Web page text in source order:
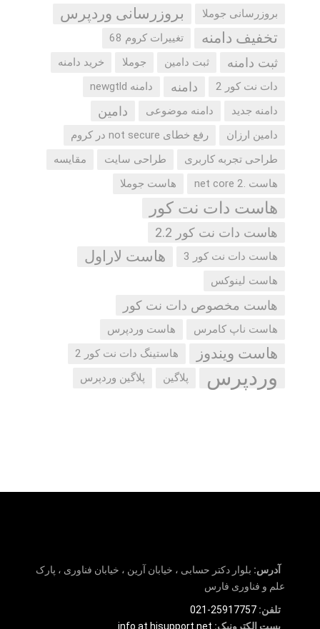
بروزرسانی جوملا
بروزرسانی وردپرس
تخفیف دامنه
تغییرات کروم 68
ثبت دامنه ثبت دامین جوملا
خرید دامنه
دات نت کور 2
دامنه
دامنه newgtld
دامنه جدید
دامنه موضوعی دامین
دامین ارزان
رفع خطای not secure در کروم
طراحی تجربه کاربری
طراحی سایت
مقایسه
هاست .net core 2
هاست جوملا
هاست دات نت کور
هاست دات نت کور 2.2
هاست دات نت کور 3 هاست لاراول
هاست لینوکس
هاست مخصوص دات نت کور
هاست ناپ کامرس هاست وردپرس
هاست ویندوز هاستینگ دات نت کور 2
وردپرس پلاگین پلاگین وردپرس
آدرس: بلوار دکتر حسابی ، خیابان آرین ، خیابان فناوری ، پارک
علم و فناوری فارس
تلفن: 25917757-021
پست الکترونیک: info at hisupport.net